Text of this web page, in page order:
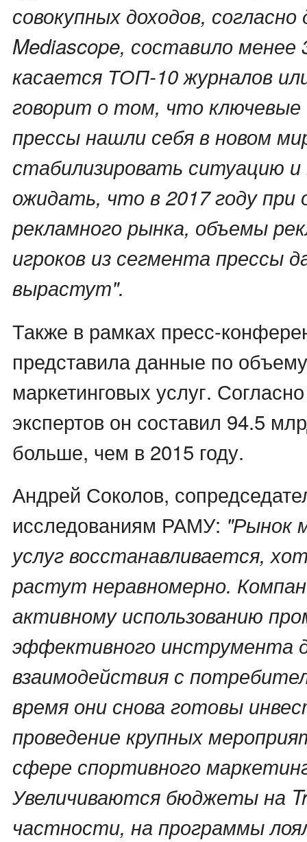
совокупных доходов,
Mediascope, составило
касается ТОП-10 журналов
говорит о том, что ключевые
прессы нашли себя в новом
стабилизировать ситуацию
ожидать, что в 2017 году
рекламного рынка, объемы
игроков из сегмента прессы
вырастут".
Также в рамках пресс-
представила данные по
маркетинговых услуг.
экспертов он составил 94.5
больше, чем в 2015 году.
Андрей Соколов,
исследованиям РАМУ: "Рынок
услуг восстанавливается,
растут неравномерно.
активному использованию
эффективного инструмента
взаимодействия с
время они снова готовы
проведение крупных
сфере спортивного
Увеличиваются бюджеты на
частности, на программы